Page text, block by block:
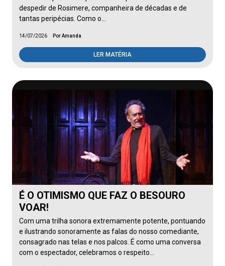
despedir de Rosimere, companheira de décadas e de
tantas peripécias. Como o…
14/07/2026 Por Amanda
LER MATÉRIA
É O OTIMISMO QUE FAZ O BESOURO
VOAR!
Com uma trilha sonora extremamente potente, pontuando
e ilustrando sonoramente as falas do nosso comediante,
consagrado nas telas e nos palcos. É como uma conversa
com o espectador, celebramos o respeito…